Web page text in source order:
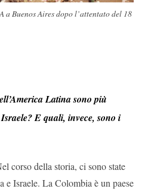
Buenos Aires dopo l’attentato del 18
Latina sono più
E quali, invece, sono i
corso della storia, ci sono state
e Israele. La Colombia è un paese